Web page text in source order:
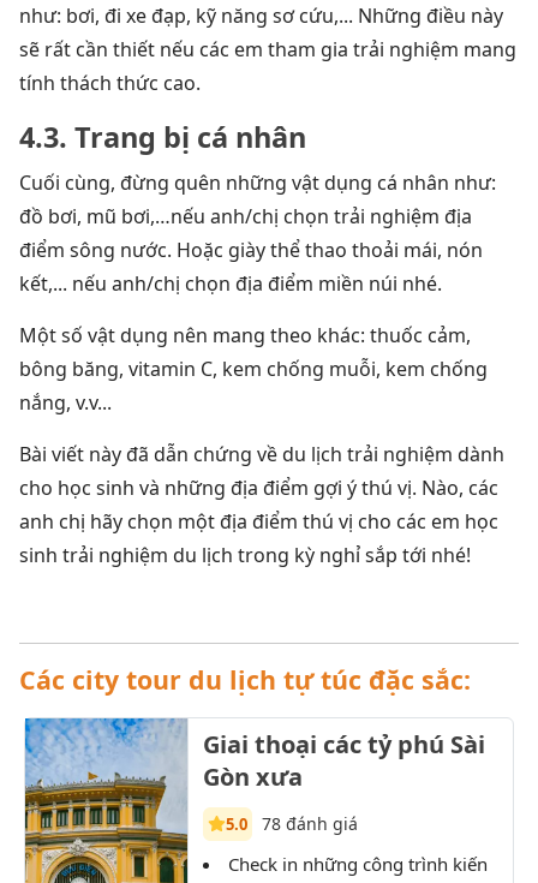
như: bơi, đi xe đạp, kỹ năng sơ cứu,... Những điều này
sẽ rất cần thiết nếu các em tham gia trải nghiệm mang
tính thách thức cao.
4.3. Trang bị cá nhân
Cuối cùng, đừng quên những vật dụng cá nhân như:
đồ bơi, mũ bơi,…nếu anh/chị chọn trải nghiệm địa
điểm sông nước. Hoặc giày thể thao thoải mái, nón
kết,... nếu anh/chị chọn địa điểm miền núi nhé.
Một số vật dụng nên mang theo khác: thuốc cảm,
bông băng, vitamin C, kem chống muỗi, kem chống
nắng, v.v...
Bài viết này đã dẫn chứng về du lịch trải nghiệm dành
cho học sinh và những địa điểm gợi ý thú vị. Nào, các
anh chị hãy chọn một địa điểm thú vị cho các em học
sinh trải nghiệm du lịch trong kỳ nghỉ sắp tới nhé!
Các city tour du lịch tự túc đặc sắc:
Giai thoại các tỷ phú Sài
Gòn xưa
5.0 78 đánh giá
Check in những công trình kiến